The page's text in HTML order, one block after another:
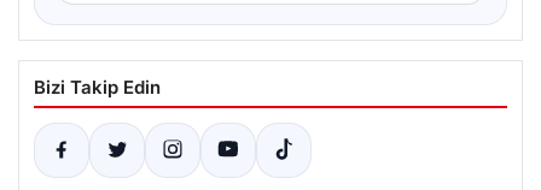
Bizi Takip Edin